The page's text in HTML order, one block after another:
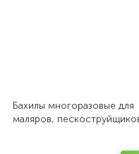
Бахилы многоразовые для
маляров,